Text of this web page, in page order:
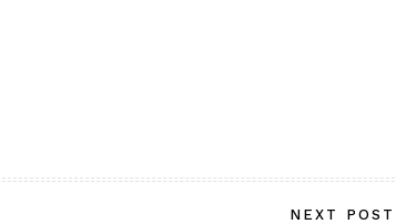
NEXT POST